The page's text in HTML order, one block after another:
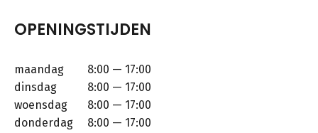
OPENINGSTIJDEN
maandag
8:00 — 17:00
dinsdag
8:00 — 17:00
woensdag
8:00 — 17:00
donderdag
8:00 — 17:00